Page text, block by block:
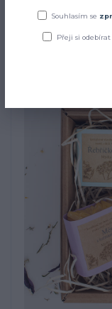
Souhlasím se
Přeji si